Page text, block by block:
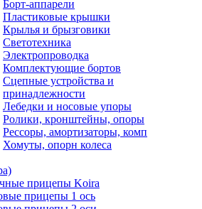
Борт-аппарели
Пластиковые крышки
Крылья и брызговики
Светотехника
Электропроводка
Комплектующие бортов
Сцепные устройства и
принадлежности
Лебедки и носовые упоры
Ролики, кронштейны, опоры
Рессоры, амортизаторы, комп
Хомуты, опорн колеса
прицепы Koira
прицепы 1 ось